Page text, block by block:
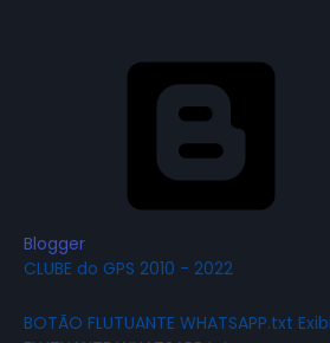
Blogger
CLUBE do GPS 2010 - 2022
BOTÃO FLUTUANTE WHATSAPP.txt